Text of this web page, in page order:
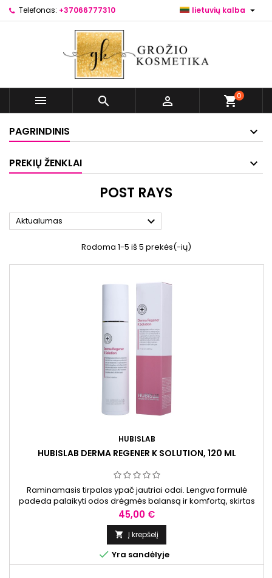
Telefonas: +37066777310 lietuvių kalba 
   shopping_cart0
PAGRINDINIS
PREKIŲ ŽENKLAI
POST RAYS
Aktualumas 
Rodoma 1-5 iš 5 prekės(-ių)
HUBISLAB
HUBISLAB DERMA REGENER K SOLUTION, 120 ML
Raminamasis tirpalas ypač jautriai odai. Lengva formulė
padeda palaikyti odos drėgmės balansą ir komfortą, skirtas
naudoti kasdienėje priežiūroje.
Kaina
45,00 €
 Į krepšelį
 Yra sandėlyje